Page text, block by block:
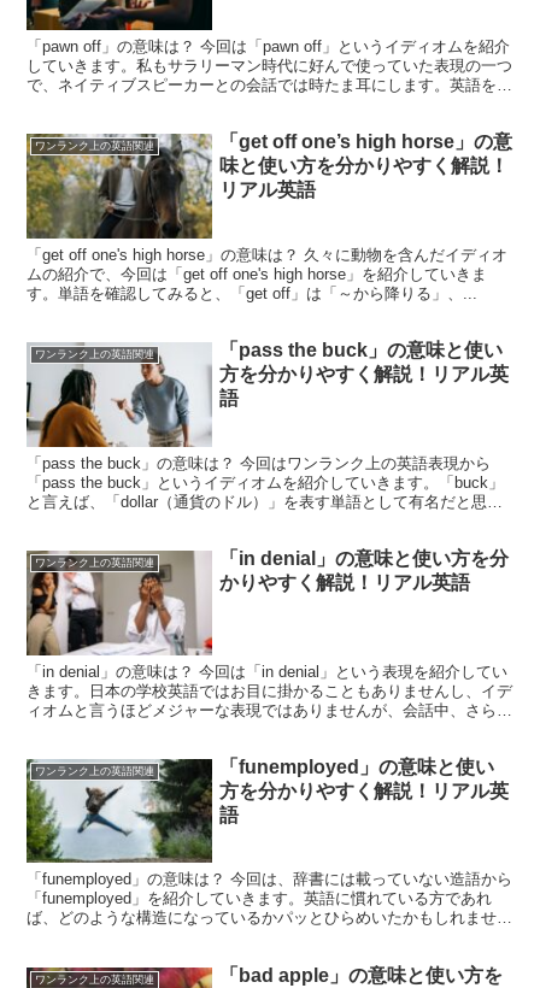
「pawn off」の意味は？ 今回は「pawn off」というイディオムを紹介
していきます。私もサラリーマン時代に好んで使っていた表現の一つ
で、ネイティブスピーカーとの会話では時たま耳にします。英語を使
ワンランク上の英語関連
「get off one’s high horse」の意
味と使い方を分かりやすく解説！
リアル英語
「get off one's high horse」の意味は？ 久々に動物を含んだイディオ
ムの紹介で、今回は「get off one's high horse」を紹介していきま
す。単語を確認してみると、「get off」は「～から降りる」、...
ワンランク上の英語関連
「pass the buck」の意味と使い
方を分かりやすく解説！リアル英
語
「pass the buck」の意味は？ 今回はワンランク上の英語表現から
「pass the buck」というイディオムを紹介していきます。「buck」
と言えば、「dollar（通貨のドル）」を表す単語として有名だと思い
ワンランク上の英語関連
「in denial」の意味と使い方を分
かりやすく解説！リアル英語
「in denial」の意味は？ 今回は「in denial」という表現を紹介してい
きます。日本の学校英語ではお目に掛かることもありませんし、イデ
ィオムと言うほどメジャーな表現ではありませんが、会話中、さらに
ワンランク上の英語関連
「funemployed」の意味と使い
方を分かりやすく解説！リアル英
語
「funemployed」の意味は？ 今回は、辞書には載っていない造語から
「funemployed」を紹介していきます。英語に慣れている方であれ
ば、どのような構造になっているかパッとひらめいたかもしれません
ワンランク上の英語関連
「bad apple」の意味と使い方を